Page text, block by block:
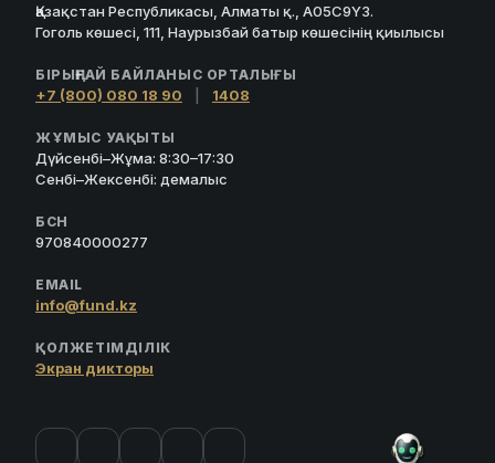
Қазақстан Республикасы, Алматы қ., A05C9Y3.
Гоголь көшесі, 111, Наурызбай батыр көшесінің қиылысы
БІРЫҢҒАЙ БАЙЛАНЫС ОРТАЛЫҒЫ
+7 (800) 080 18 90 1408
ЖҰМЫС УАҚЫТЫ
Дүйсенбі–Жұма: 8:30–17:30
Сенбі–Жексенбі: демалыс
БСН
970840000277
EMAIL
info@fund.kz
ҚОЛЖЕТІМДІЛІК
Экран дикторы